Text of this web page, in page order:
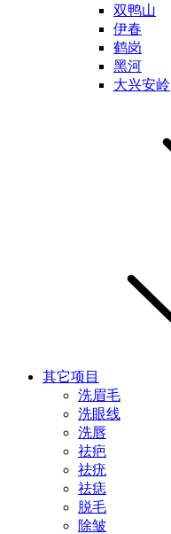
双鸭山
伊春
鹤岗
黑河
大兴安岭
其它项目
洗眉毛
洗眼线
洗唇
祛疤
祛疣
祛痣
脱毛
除皱